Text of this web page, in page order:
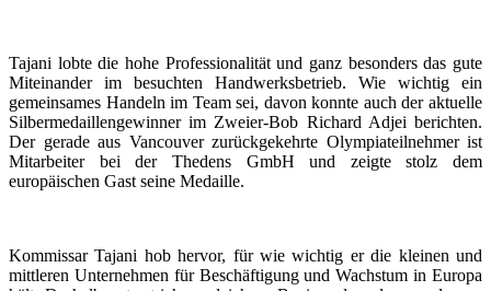
Tajani lobte die hohe Professionalität und ganz besonders das gute
Miteinander im besuchten Handwerksbetrieb. Wie wichtig ein
gemeinsames Handeln im Team sei, davon konnte auch der aktuelle
Silbermedaillengewinner im Zweier-Bob Richard Adjei berichten.
Der gerade aus Vancouver zurückgekehrte Olympiateilnehmer ist
Mitarbeiter bei der Thedens GmbH und zeigte stolz dem
europäischen Gast seine Medaille.
Kommissar Tajani hob hervor, für wie wichtig er die kleinen und
mittleren Unternehmen für Beschäftigung und Wachstum in Europa